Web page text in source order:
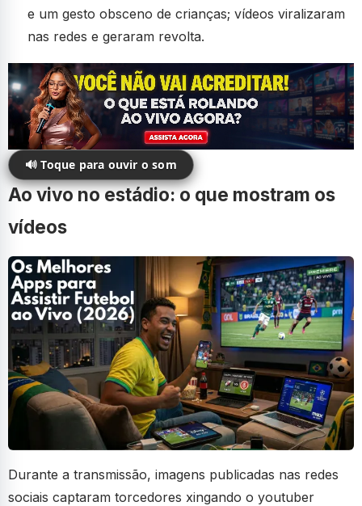
e um gesto obsceno de crianças; vídeos viralizaram
nas redes e geraram revolta.
🔊 Toque para ouvir o som
Ao vivo no estádio: o que mostram os
vídeos
Durante a transmissão, imagens publicadas nas redes
sociais captaram torcedores xingando o youtuber